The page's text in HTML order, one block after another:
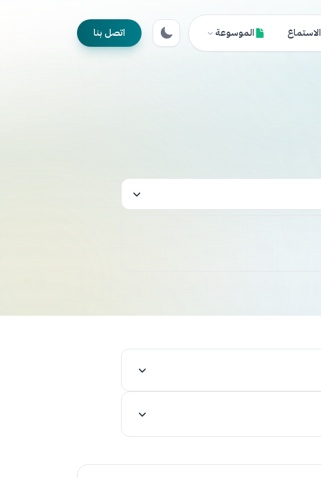
الاستماع الموسوعة اتصل بنا